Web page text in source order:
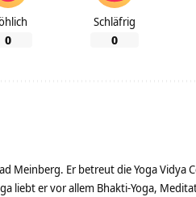
0
Schläfrig
0
Meinberg. Er betreut die Yoga Vidya
liebt er vor allem Bhakti-Yoga,